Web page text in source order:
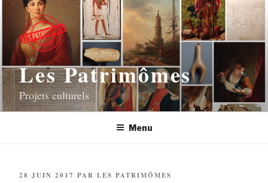
Les Patrimômes
Projets culturels
Menu
28 JUIN 2017 PAR LES PATRIMÔMES